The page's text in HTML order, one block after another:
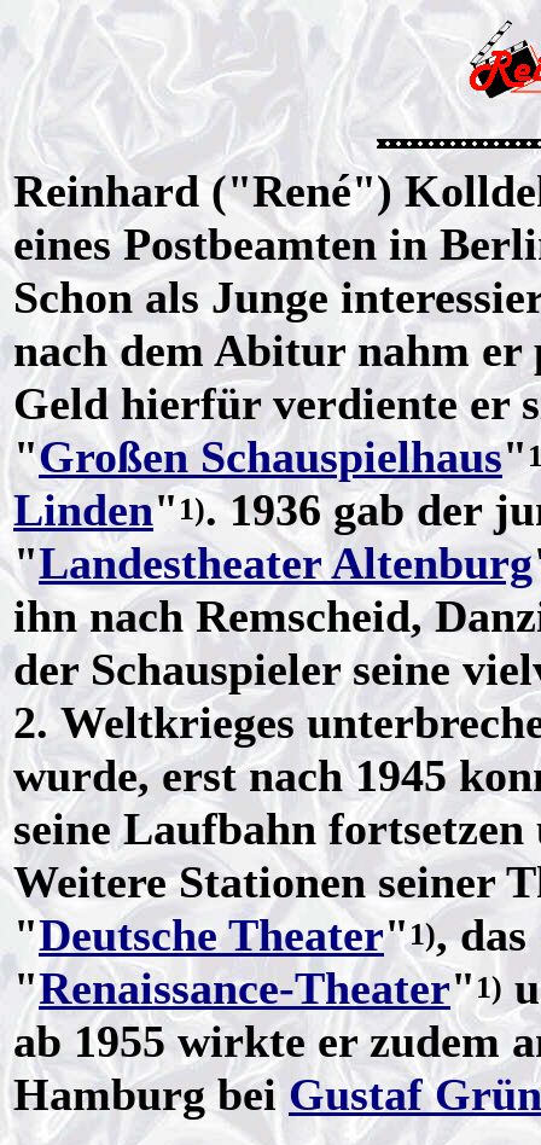
Reinhard ("René")
eines Postbeamten in
Schon als Junge
nach dem Abitur nahm
Geld hierfür verdiente er
"Großen Schauspielhaus"
Linden" 1). 1936 gab der
"Landestheater Altenburg
ihn nach Remscheid,
der Schauspieler seine
2. Weltkrieges
wurde, erst nach 1945
seine Laufbahn fortsetzen
Weitere Stationen seiner
"Deutsche Theater"1),
"Renaissance-Theater"1)
ab 1955 wirkte er zudem
Hamburg bei Gustaf